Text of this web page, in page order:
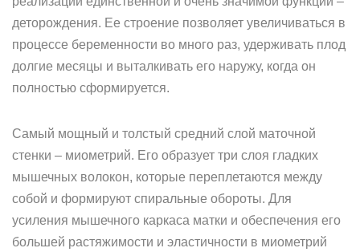
деторождения. Ее строение позволяет увеличиваться в
процессе беременности во много раз, удерживать плод
долгие месяцы и выталкивать его наружу, когда он
полностью сформируется.
Самый мощный и толстый средний слой маточной
стенки – миометрий. Его образует три слоя гладких
мышечных волокон, которые переплетаются между
собой и формируют спиральные обороты. Для
усиления мышечного каркаса матки и обеспечения его
большей растяжимости и эластичности в миометрий